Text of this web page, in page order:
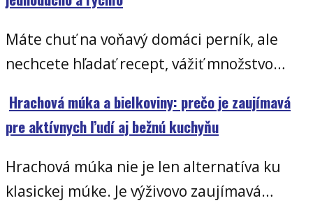
Máte chuť na voňavý domáci perník, ale
nechcete hľadať recept, vážiť množstvo…
Hrachová múka a bielkoviny: prečo je zaujímavá
pre aktívnych ľudí aj bežnú kuchyňu
Hrachová múka nie je len alternatíva ku
klasickej múke. Je výživovo zaujímavá…